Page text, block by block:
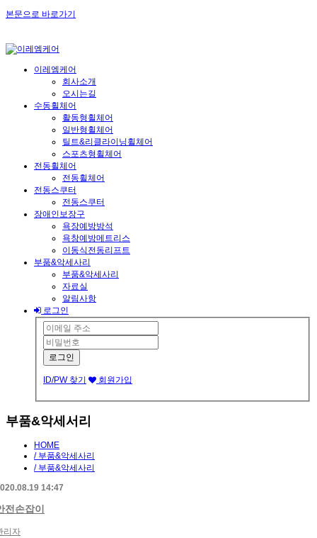
본문으로 바로가기
이레엠케어
회사소개
오시는길
수동휠체어
활동형휠체어
일반형휠체어
틸트&리클라이닝휠체어
스포츠형휠체어
전동휠체어
전동휠체어
전동스쿠터
전동스쿠터
장애인보장구
욕장예방방석
욕창예방메트리스
이동식전동리프트
부품&악세사리
부품&악세사리
자료실
알림사항
로그인
ID/PW 찾기 회원가입
부품&악세서리
HOME
/ 부품&악세사리
/ 부품&악세사리
14:47
전손잡이
리자